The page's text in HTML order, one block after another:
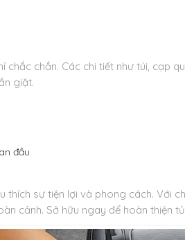
chắn. Các chi tiết như túi, cạp
giặt.
đầu.
sự tiện lợi và phong cách. Với
cảnh. Sở hữu ngay để hoàn thiện